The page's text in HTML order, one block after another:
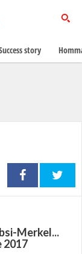
Merkel...
2017
story